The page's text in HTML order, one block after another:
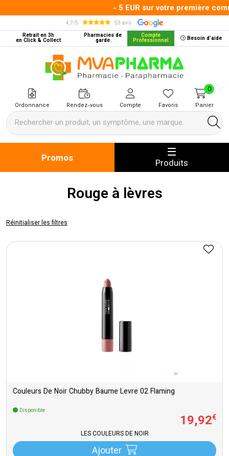
- 5 EUR sur votre première
4,7/5
53 avis
Retrait en 3h
en Click & Collect
Pharmacies de
garde
Compte
Professionnel Besoin d’aide
MVA Pharma Votre pharmacie
Ordonnance Rendez-vous Compte Favoris Panier
0
Promos Produits
Rouge à lèvres
Réinitialiser les filtres
Couleurs De Noir Chubby Baume Levre 02 Flaming
Disponible
19,92€
LES COULEURS DE NOIR
Ajouter